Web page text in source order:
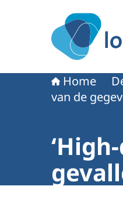
Home
van de